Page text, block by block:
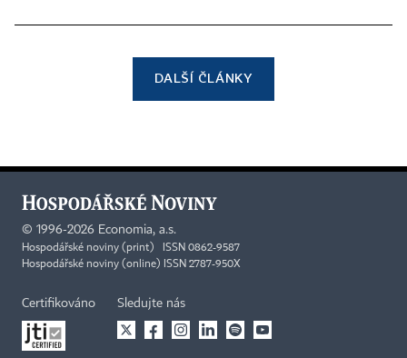
DALŠÍ ČLÁNKY
© 1996-2026 Economia, a.s.
Hospodářské noviny (print) ISSN 0862-9587
Hospodářské noviny (online) ISSN 2787-950X
Certifikováno Sledujte nás